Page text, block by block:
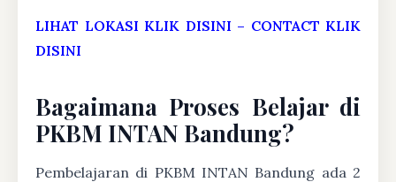
LIHAT LOKASI KLIK DISINI – CONTACT KLIK
DISINI
Bagaimana Proses Belajar di
PKBM INTAN Bandung?
Pembelajaran di PKBM INTAN Bandung ada 2